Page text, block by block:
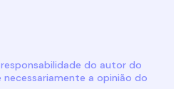
do autor do
a opinião do